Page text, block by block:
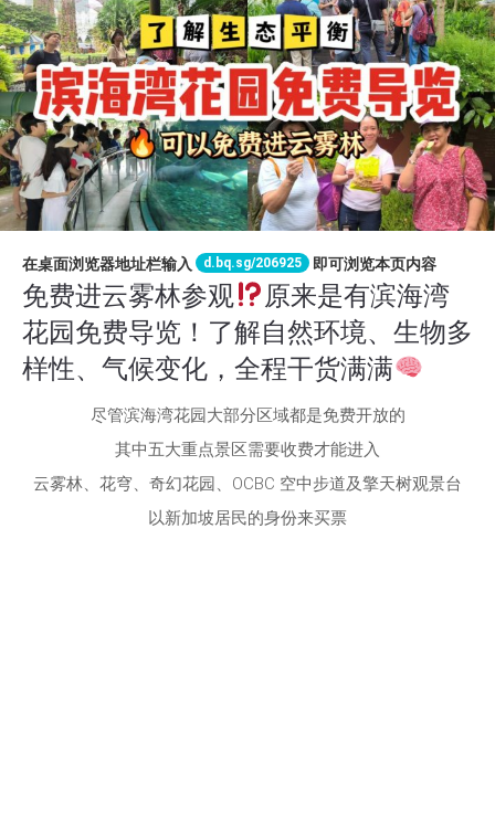
在桌面浏览器地址栏输入 d.bq.sg/206925 即可浏览本页内容
免费进云雾林参观
原来是有滨海湾
花园免费导览！了解自然环境、生物多
样性、气候变化，全程干货满满
尽管滨海湾花园大部分区域都是免费开放的
其中五大重点景区需要收费才能进入
云雾林、花穹、奇幻花园、OCBC 空中步道及擎天树观景台
以新加坡居民的身份来买票